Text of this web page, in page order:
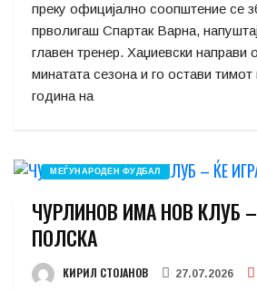
преку официјално соопштение се
прволигаш Спартак Варна,
главен тренер. Хаџиевски направи
минатата сезона и го остави
година на
МЕЃУНАРОДЕН ФУДБАЛ
ЧУРЛИНОВ ИМА НОВ КЛУБ
ПОЛСКА
КИРИЛ СТОЈАНОВ 27.07.2026